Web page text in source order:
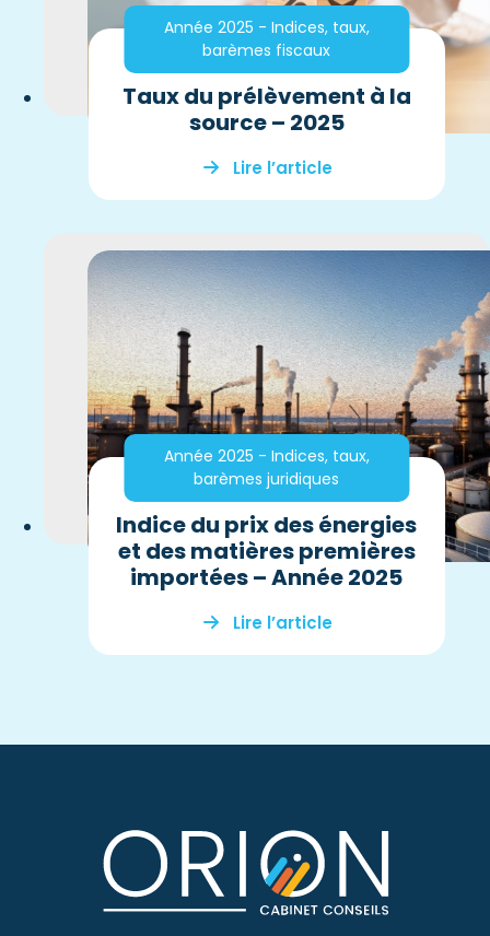
Année 2025 - Indices, taux,
barèmes fiscaux
Taux du prélèvement à la
source – 2025
Lire l’article
Année 2025 - Indices, taux,
barèmes juridiques
Indice du prix des énergies
et des matières premières
importées – Année 2025
Lire l’article